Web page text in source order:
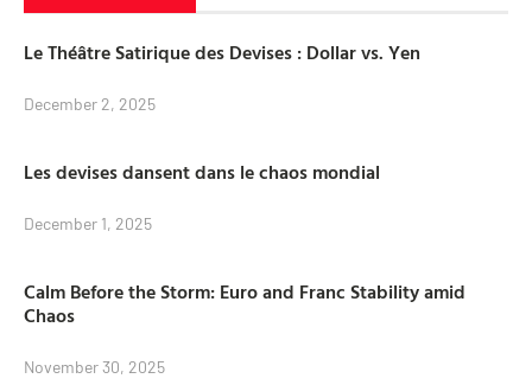
Le Théâtre Satirique des Devises : Dollar vs. Yen
December 2, 2025
Les devises dansent dans le chaos mondial
December 1, 2025
Calm Before the Storm: Euro and Franc Stability amid
Chaos
November 30, 2025